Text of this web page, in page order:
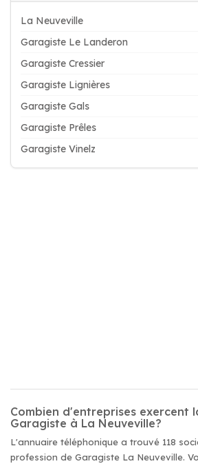
La Neuveville
Garagiste Le Landeron
Garagiste Cressier
Garagiste Lignières
Garagiste Gals
Garagiste Prêles
Garagiste Vinelz
Combien d'entreprises exercent
Garagiste à La Neuveville?
L'annuaire téléphonique a trouvé 118
profession de Garagiste La Neuveville.